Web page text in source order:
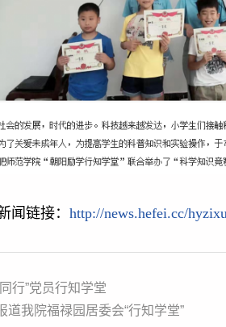
闻链接：http://news.hefei.cc/
行”党员行知学堂
我院福禄园居委会“行知学堂”